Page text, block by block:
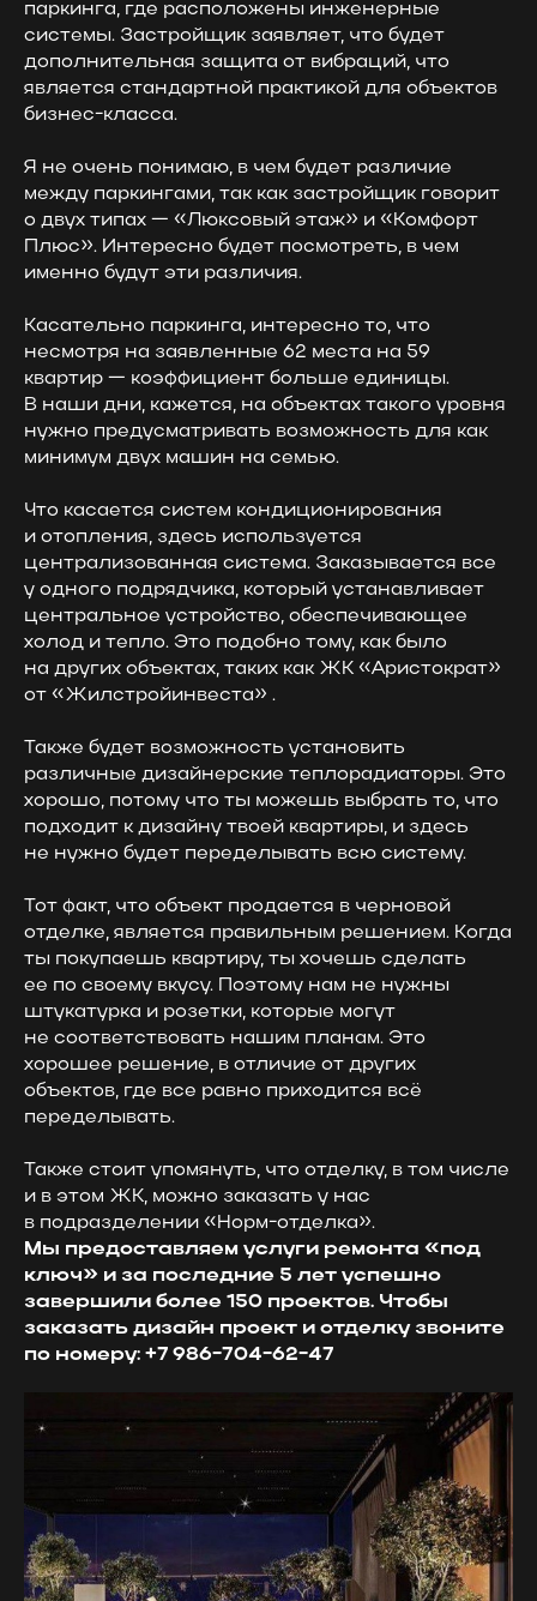
паркинга, где расположены инженерные
системы. Застройщик заявляет, что будет
дополнительная защита от вибраций, что
является стандартной практикой для объектов
бизнес-класса.
Я не очень понимаю, в чем будет различие
между паркингами, так как застройщик говорит
о двух типах — «Люксовый этаж» и «Комфорт
Плюс». Интересно будет посмотреть, в чем
именно будут эти различия.
Касательно паркинга, интересно то, что
несмотря на заявленные 62 места на 59
квартир — коэффициент больше единицы.
В наши дни, кажется, на объектах такого уровня
нужно предусматривать возможность для как
минимум двух машин на семью.
Что касается систем кондиционирования
и отопления, здесь используется
централизованная система. Заказывается все
у одного подрядчика, который устанавливает
центральное устройство, обеспечивающее
холод и тепло. Это подобно тому, как было
на других объектах, таких как ЖК «Аристократ»
от «Жилстройинвеста» .
Также будет возможность установить
различные дизайнерские теплорадиаторы. Это
хорошо, потому что ты можешь выбрать то, что
подходит к дизайну твоей квартиры, и здесь
не нужно будет переделывать всю систему.
Тот факт, что объект продается в черновой
отделке, является правильным решением. Когда
ты покупаешь квартиру, ты хочешь сделать
ее по своему вкусу. Поэтому нам не нужны
штукатурка и розетки, которые могут
не соответствовать нашим планам. Это
хорошее решение, в отличие от других
объектов, где все равно приходится всё
переделывать.
Также стоит упомянуть, что отделку, в том числе
и в этом ЖК, можно заказать у нас
в подразделении «Норм-отделка».
Мы предоставляем услуги ремонта «под
ключ» и за последние 5 лет успешно
завершили более 150 проектов. Чтобы
заказать дизайн проект и отделку звоните
по номеру: +7 986−704−62−47